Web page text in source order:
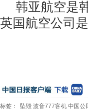
韩亚航空是
英国航空公司
标签： 坠毁 波音777客机 中国公